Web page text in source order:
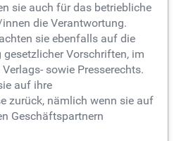
sie auch für das betriebliche
die Verantwortung.
sie ebenfalls auf die
Vorschriften, im
sowie Presserechts.
auf ihre
zurück, nämlich wenn sie auf
Geschäftspartnern